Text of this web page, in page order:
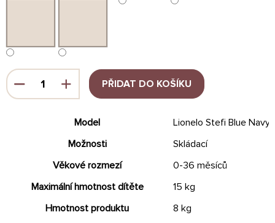
PŘIDAT DO KOŠÍKU
Model
Lionelo Stefi Blue Navy
Možnosti
Skládací
Věkové rozmezí
0-36 měsíců
Maximální hmotnost dítěte
15 kg
Hmotnost produktu
8 kg